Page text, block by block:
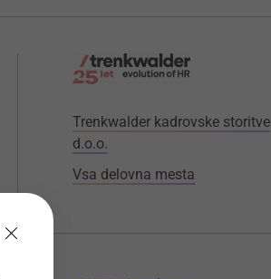
Trenkwalder kadrovske storitve
d.o.o.
Vsa delovna mesta